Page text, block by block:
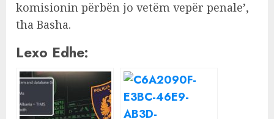
komisionin përbën jo vetëm vepër penale’,
tha Basha.
Lexo Edhe: